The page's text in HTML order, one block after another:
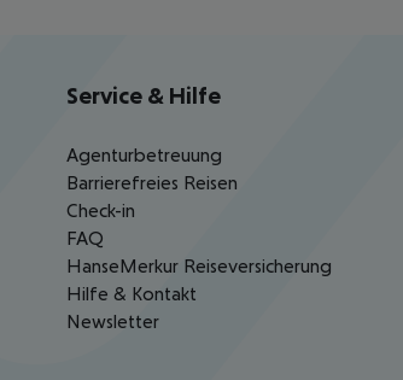
Service & Hilfe
Agenturbetreuung
Barrierefreies Reisen
Check-in
FAQ
HanseMerkur Reiseversicherung
Hilfe & Kontakt
Newsletter